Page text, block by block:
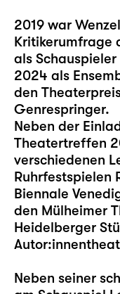
2019 war
Kritikerumfrage
als
2024 als
den
Genrespringer.
Neben der
Theatertreffen
verschiedenen
Ruhrfestspielen
Biennale
den Mülheimer
Heidelberger
Neben seiner